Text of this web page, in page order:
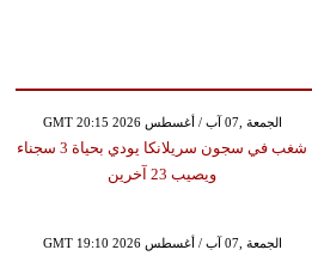
GMT 20:15 2026 الجمعة ,07 آب / أغسطس
شغب في سجون سريلانكا يودي بحياة 3 سجناء
ويصيب 23 آخرين
GMT 19:10 2026 الجمعة ,07 آب / أغسطس